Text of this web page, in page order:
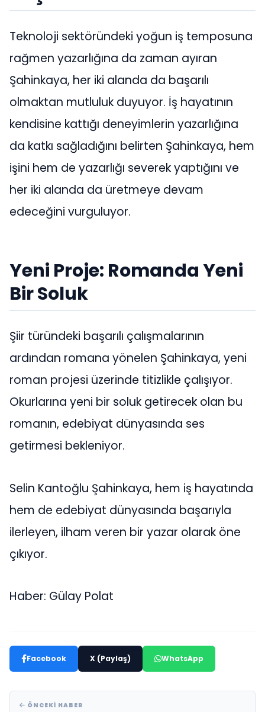
Teknoloji sektöründeki yoğun iş temposuna
rağmen yazarlığına da zaman ayıran
Şahinkaya, her iki alanda da başarılı
olmaktan mutluluk duyuyor. İş hayatının
kendisine kattığı deneyimlerin yazarlığına
da katkı sağladığını belirten Şahinkaya, hem
işini hem de yazarlığı severek yaptığını ve
her iki alanda da üretmeye devam
edeceğini vurguluyor.
Yeni Proje: Romanda Yeni
Bir Soluk
Şiir türündeki başarılı çalışmalarının
ardından romana yönelen Şahinkaya, yeni
roman projesi üzerinde titizlikle çalışıyor.
Okurlarına yeni bir soluk getirecek olan bu
romanın, edebiyat dünyasında ses
getirmesi bekleniyor.
Selin Kantoğlu Şahinkaya, hem iş hayatında
hem de edebiyat dünyasında başarıyla
ilerleyen, ilham veren bir yazar olarak öne
çıkıyor.
Haber: Gülay Polat
Facebook X (Paylaş) WhatsApp
ÖNCEKI HABER